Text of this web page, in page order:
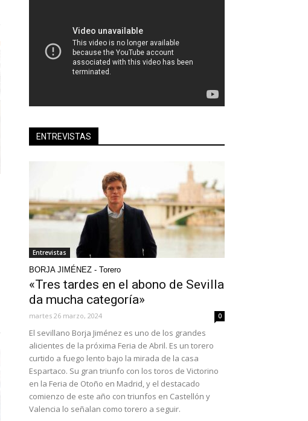
ENTREVISTAS
Entrevistas
BORJA JIMÉNEZ - Torero
«Tres tardes en el abono de Sevilla
da mucha categoría»
martes 26 marzo, 2024 0
El sevillano Borja Jiménez es uno de los grandes
alicientes de la próxima Feria de Abril. Es un torero
curtido a fuego lento bajo la mirada de la casa
Espartaco. Su gran triunfo con los toros de Victorino
en la Feria de Otoño en Madrid, y el destacado
comienzo de este año con triunfos en Castellón y
Valencia lo señalan como torero a seguir.